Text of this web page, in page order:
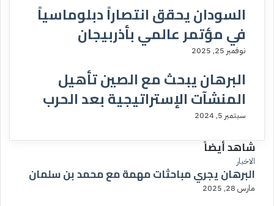
السودان يحقق انتصاراً دبلوماسياً
في مؤتمر عالمي بأذربيجان
نوفمبر 25, 2025
البرهان يبحث مع الصين تأهيل
المنشآت الإستراتيجية بعد الحرب
سبتمبر 5, 2024
شاهد أيضاً
إ
غ
ل
الاخبار
البرهان يجري مباحثات مهمة مع محمد بن سلمان
مارس 28, 2025